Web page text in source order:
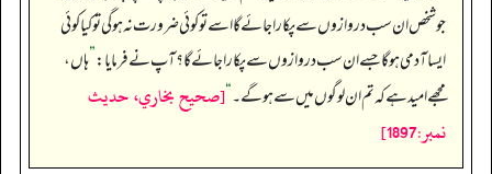
جو شخص ان سب دروازوں سے پکارا جائے گا اسے تو کوئی ضرورت نہ ہوگی تو کیا کوئی
ایسا آدمی ہوگا جسے ان سب دروازوں سے پکارا جائے گا؟آپ نے فرمایا:”ہاں،
مجھے امید ہے کہ تم ان لوگوں میں سے ہوگے۔“[صحيح بخاري، حديث
نمبر:1897]